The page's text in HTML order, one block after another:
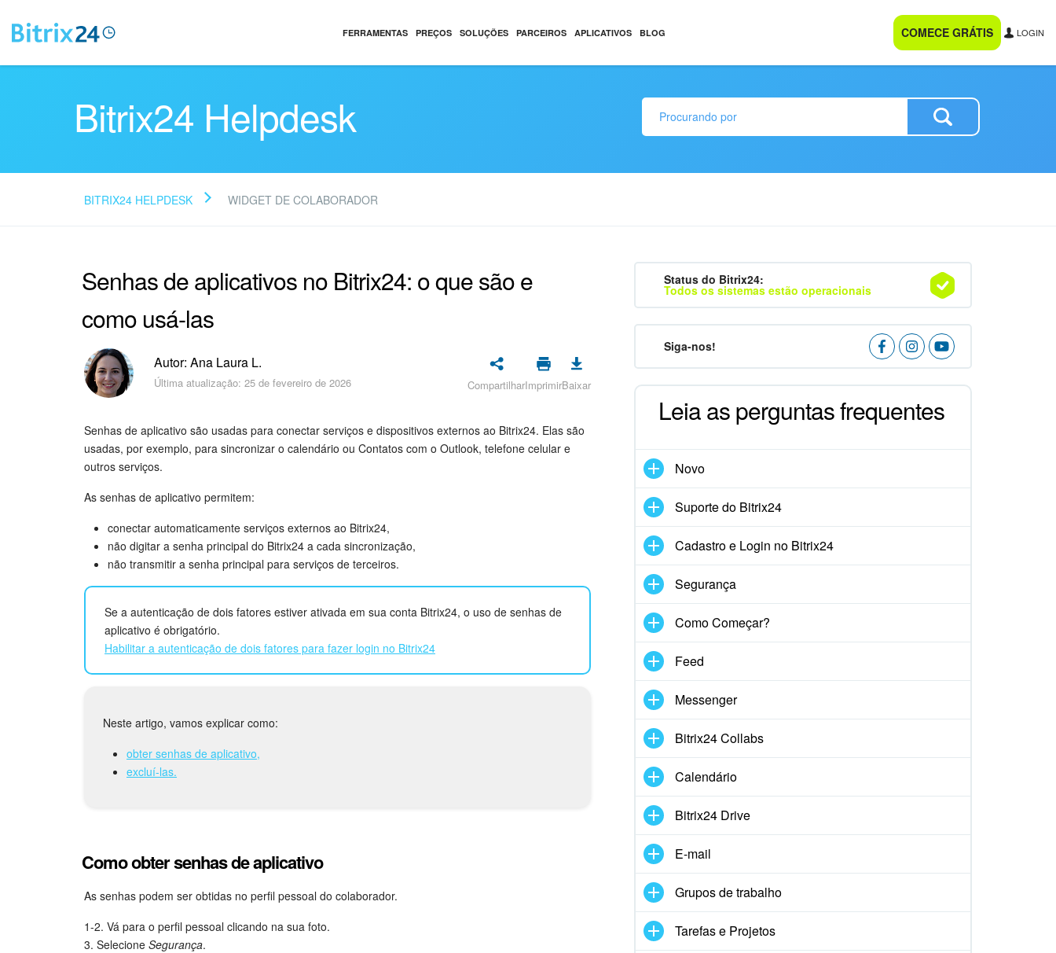
FERRAMENTAS PREÇOS SOLUÇÕES PARCEIROS APLICATIVOS BLOG COMECE GRÁTIS LOGIN
Bitrix24 Helpdesk
BITRIX24 HELPDESK WIDGET DE COLABORADOR
Senhas de aplicativos no Bitrix24: o que são e
como usá-las
Autor: Ana Laura L.
Última atualização: 25 de fevereiro de 2026 CompartilharImprimirBaixar
Senhas de aplicativo são usadas para conectar serviços e dispositivos externos ao Bitrix24. Elas são
usadas, por exemplo, para sincronizar o calendário ou Contatos com o Outlook, telefone celular e
outros serviços.
As senhas de aplicativo permitem:
conectar automaticamente serviços externos ao Bitrix24,
não digitar a senha principal do Bitrix24 a cada sincronização,
não transmitir a senha principal para serviços de terceiros.
Se a autenticação de dois fatores estiver ativada em sua conta Bitrix24, o uso de senhas de
aplicativo é obrigatório.
Habilitar a autenticação de dois fatores para fazer login no Bitrix24
Neste artigo, vamos explicar como:
obter senhas de aplicativo,
excluí-las.
Como obter senhas de aplicativo
As senhas podem ser obtidas no perfil pessoal do colaborador.
1-2. Vá para o perfil pessoal clicando na sua foto.
3. Selecione Segurança.
Status do Bitrix24:
Todos os sistemas estão operacionais
Siga-nos!
Leia as perguntas frequentes
Novo
Suporte do Bitrix24
Cadastro e Login no Bitrix24
Segurança
Como Começar?
Feed
Messenger
Bitrix24 Collabs
Calendário
Bitrix24 Drive
E-mail
Grupos de trabalho
Tarefas e Projetos